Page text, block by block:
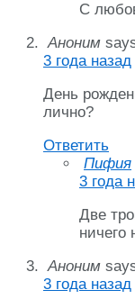
С
Аноним
3 года назад
День
лично?
Ответить
Пифия
3 года
Две
ничего
Аноним
3 года назад